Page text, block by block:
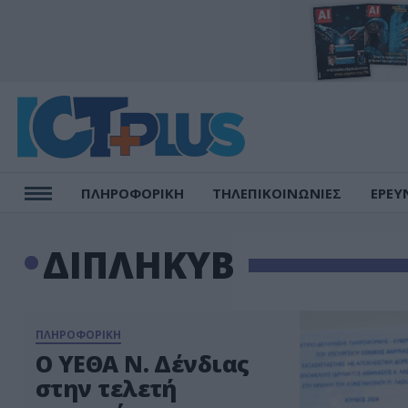
ΠΛΗΡΟΦΟΡΙΚΗ ΤΗΛΕΠΙΚΟΙΝΩΝΙΕΣ
ΔΙΠΛΗΚΥΒ
ΠΛΗΡΟΦΟΡΙΚΗ
Ο ΥΕΘΑ Ν. Δένδιας
στην τελετή